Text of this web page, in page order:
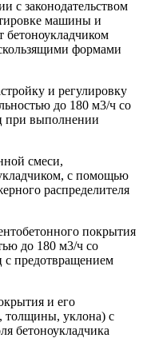
с законодательством
машины и
формами
и регулировку
до 180 м3/ч со
при выполнении
смеси,
с помощью
распределителя
покрытия
до 180 м3/ч со
предотвращением
и его
толщины, уклона) с
бетоноукладчика